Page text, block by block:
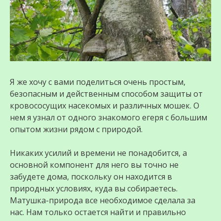
Я же хочу с вами поделиться очень простым,
безопасным и действенным способом защиты от
кровососущих насекомых и различных мошек. О
нем я узнал от одного знакомого егеря с большим
опытом жизни рядом с природой.
Никаких усилий и времени не понадобится, а
основной компонент для него вы точно не
забудете дома, поскольку он находится в
природных условиях, куда вы собираетесь.
Матушка-природа все необходимое сделала за
нас. Нам только остается найти и правильно